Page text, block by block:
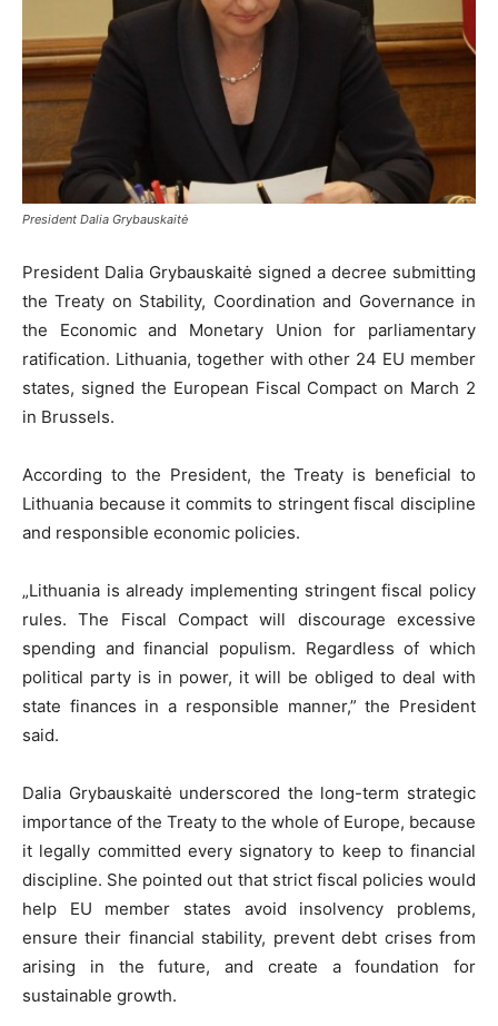
President Dalia Grybauskaitė
President Dalia Grybauskaitė signed a decree submitting
the Treaty on Stability, Coordination and Governance in
the Economic and Monetary Union for parliamentary
ratification. Lithuania, together with other 24 EU member
states, signed the European Fiscal Compact on March 2
in Brussels.
According to the President, the Treaty is beneficial to
Lithuania because it commits to stringent fiscal discipline
and responsible economic policies.
„Lithuania is already implementing stringent fiscal policy
rules. The Fiscal Compact will discourage excessive
spending and financial populism. Regardless of which
political party is in power, it will be obliged to deal with
state finances in a responsible manner,” the President
said.
Dalia Grybauskaitė underscored the long-term strategic
importance of the Treaty to the whole of Europe, because
it legally committed every signatory to keep to financial
discipline. She pointed out that strict fiscal policies would
help EU member states avoid insolvency problems,
ensure their financial stability, prevent debt crises from
arising in the future, and create a foundation for
sustainable growth.